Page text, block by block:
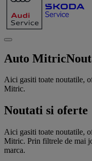
Auto Mitric
Aici gasiti toate noutatile,
Mitric.
Noutati si oferte
Aici gasiti toate noutatile,
Mitric. Prin filtrele de mai
marca.